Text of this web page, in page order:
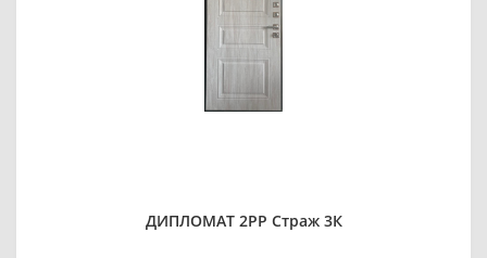
ДИПЛОМАТ 2РР Страж 3К